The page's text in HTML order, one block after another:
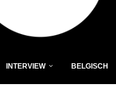
INTERVIEW BELGISCH